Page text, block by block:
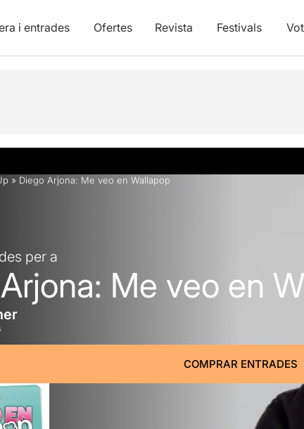
i entrades Ofertes Revista Festivals
Fitxa artística Info pràctica
» Diego Arjona: Me veo en Wallapop
per a
Me veo en
COMPRAR ENTRADES